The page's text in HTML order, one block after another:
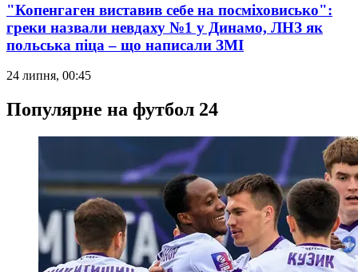
"Копенгаген виставив себе на посміховисько":
греки назвали невдаху №1 у Динамо, ЛНЗ як
польська піца – що написали ЗМІ
24 липня, 00:45
Популярне на футбол 24